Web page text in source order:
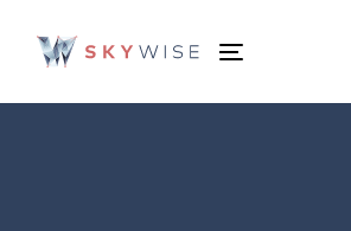
Toggle
navigation